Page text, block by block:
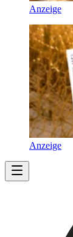
Anzeige
Anzeige